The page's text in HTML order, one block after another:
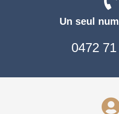
Un seul
0472